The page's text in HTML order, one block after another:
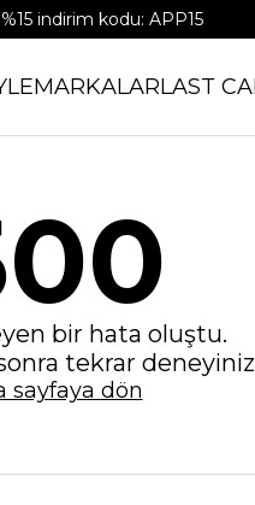
indirim kodu: APP15
MARKALARLAST
bir hata oluştu.
tekrar
sayfaya dön